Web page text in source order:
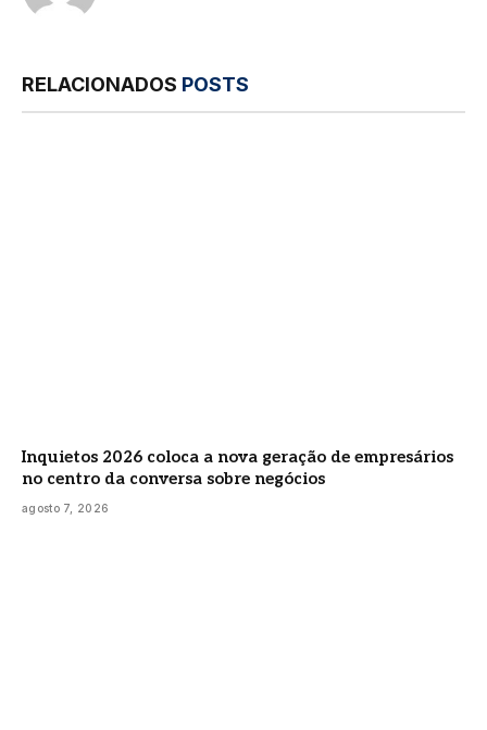
RELACIONADOS POSTS
Inquietos 2026 coloca a nova geração de empresários
no centro da conversa sobre negócios
agosto 7, 2026